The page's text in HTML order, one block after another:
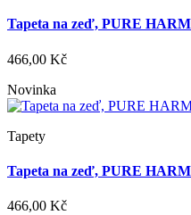
Tapeta na zeď, PURE
466,00 Kč
Novinka
Tapety
Tapeta na zeď, PURE
466,00 Kč